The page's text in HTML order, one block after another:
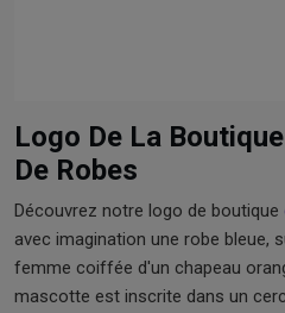
Logo De La
De Robes
Découvrez notre logo de boutique
avec imagination une robe bleue,
femme coiffée d'un chapeau
mascotte est inscrite dans un